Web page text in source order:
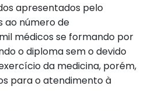
apresentados pelo
ao número de
médicos se formando por
o diploma sem o devido
da medicina, porém,
para o atendimento à